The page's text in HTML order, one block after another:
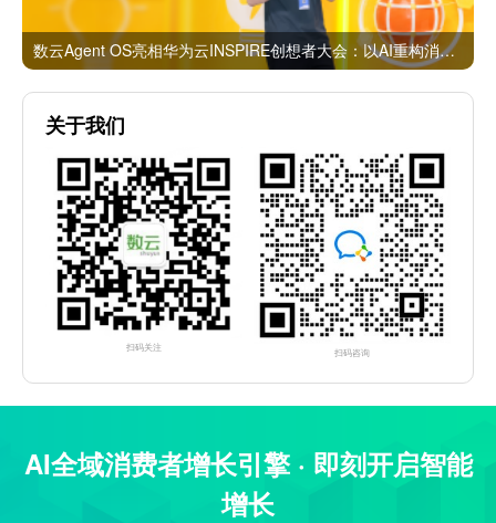
数云Agent OS亮相华为云INSPIRE创想者大会：以AI重构消费者运营与零售营销新范式
关于我们
扫码关注 扫码咨询
AI全域消费者增长引擎 · 即刻开启智能
增长